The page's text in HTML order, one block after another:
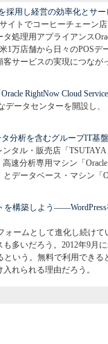
採用し経営の効率化とサ
イトでコーヒーチェーン
理用アプライアンスOracle
米1万店舗から日々のPOS
サービスの実現につなが
RightNow Cloud
ータセンターを開設し、
分析を含むグループIT基
タル・販売店「
分析専用マシン「Oracle
データベース・マシン「
を構築しよう
ームとして進化し続けて
多いだろう。2012年9月
という。無料で利用でき
れられる理由だろう。